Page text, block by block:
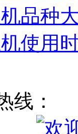
品种
使用
线：